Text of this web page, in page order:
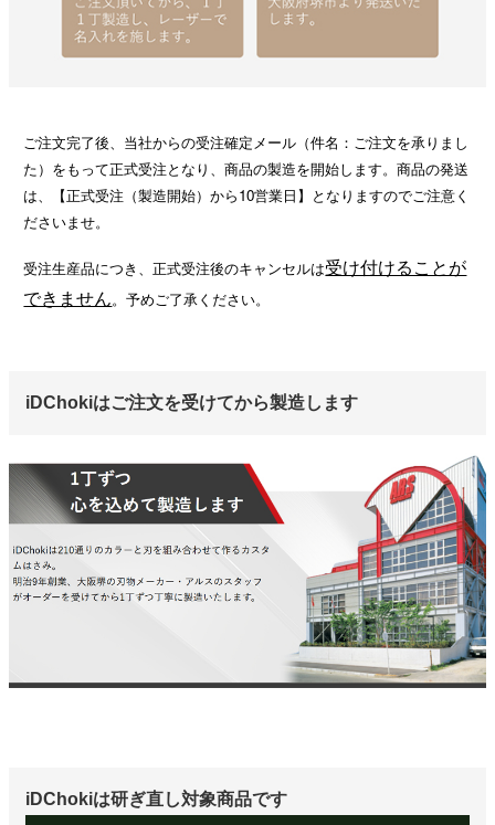
ご注文完了後、当社からの受注確定メール（件名：ご注文を承りまし
た）をもって正式受注となり、商品の製造を開始します。商品の発送
は、【正式受注（製造開始）から10営業日】となりますのでご注意く
ださいませ。
受注生産品につき、正式受注後のキャンセルは受け付けることが
できません。予めご了承ください。
iDChokiはご注文を受けてから製造します
iDChokiは研ぎ直し対象商品です